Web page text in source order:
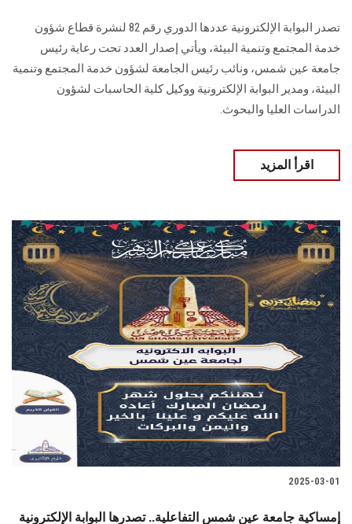
تصدر البوابة الإلكترونية عددها الدوري رقم 82 لنشرة قطاع شؤون
خدمة ‏المجتمع وتنمية البيئة‎، ويأتي إصدار العدد تحت رعاية رئيس
جامعة عين شمس، ونائب رئيس الجامعة لشؤون خدمة المجتمع وتنمية
البيئة، و‏مدير البوابة الإلكترونية ووكيل كلية الحاسبات لشؤون
الدراسات العليا ‏والبحوث‎.‎
اقرأ المزيد
2025-03-01
إمساكية جامعة عين شمس التفاعلية.. تصدرها البوابة الإلكترونية